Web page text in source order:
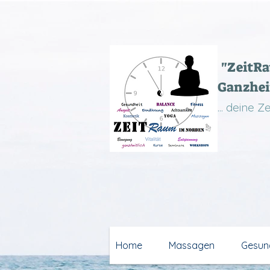
... deine
Home Massagen